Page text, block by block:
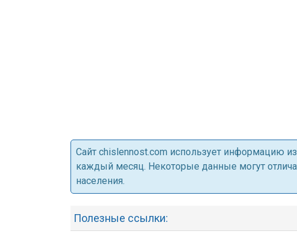
Cайт chislennost.com использует информацию
каждый месяц. Некоторые данные могут
населения.
Полезные ссылки: